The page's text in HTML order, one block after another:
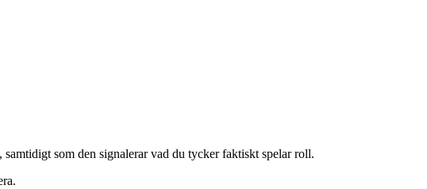
som den signalerar vad du tycker faktiskt spelar roll.